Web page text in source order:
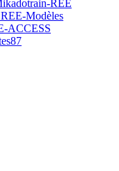
REE
Modèles
ACCESS